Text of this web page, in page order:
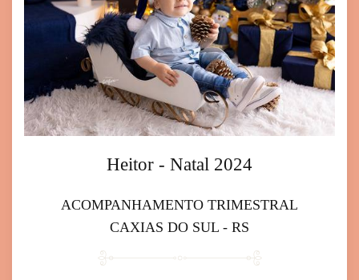
Heitor - Natal 2024
ACOMPANHAMENTO TRIMESTRAL
CAXIAS DO SUL - RS